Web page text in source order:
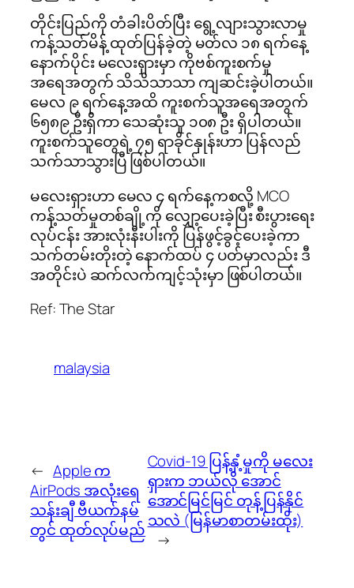
တိုင်းပြည်ကို တံခါးပိတ်ပြီး ရွေ့လျားသွားလာမှု
ကန့်သတ်မိန့် ထုတ်ပြန်ခဲ့တဲ့ မတ်လ ၁၈ ရက်နေ့
နောက်ပိုင်း မလေးရှားမှာ ကိုဗစ်ကူးစက်မှု
အရေအတွက် သိသိသာသာ ကျဆင်းခဲ့ပါတယ်။
မေလ ၉ ရက်နေ့အထိ ကူးစက်သူအရေအတွက်
၆၅၈၉ ဦးရှိကာ သေဆုံးသူ ၁၀၈ ဦး ရှိပါတယ်။
ကူးစက်သူတွေရဲ့ ၇၅ ရာခိုင်နှုန်းဟာ ပြန်လည်
သက်သာသွားပြီ ဖြစ်ပါတယ်။
မလေးရှားဟာ မေလ ၄ ရက်နေ့ကစလို့ MCO
ကန့်သတ်မှုတစ်ချို့ကို လျှော့ပေးခဲ့ပြီး စီးပွားရေး
လုပ်ငန်း အားလုံးနီးပါးကို ပြန်ဖွင့်ခွင့်ပေးခဲ့ကာ
သက်တမ်းတိုးတဲ့ နောက်ထပ် ၄ ပတ်မှာလည်း ဒီ
အတိုင်းပဲ ဆက်လက်ကျင့်သုံးမှာ ဖြစ်ပါတယ်။
Ref: The Star
malaysia
← Apple က
AirPods အလုံးရေ
သန်းချီ ဗီယက်နမ်
တွင် ထုတ်လုပ်မည်
Covid-19 ပြန့်နှံ့မှုကို မလေး
ရှားက ဘယ်လို အောင်
အောင်မြင်မြင် တုန့်ပြန်နိုင်
သလဲ (မြန်မာစာတမ်းထိုး)
→